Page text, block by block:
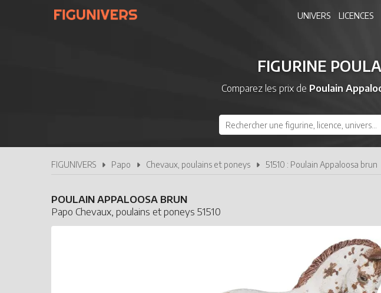
UNIVERS LICENCES
FIGURINE
Comparez les prix de Poulain
FIGUNIVERS Papo Chevaux, poulains et poneys 51510 : Poulain Appaloosa brun
POULAIN APPALOOSA BRUN
Papo Chevaux, poulains et poneys 51510